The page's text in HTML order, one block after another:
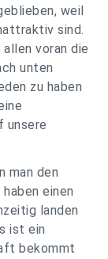
weil
sind.
voran die
unten
zu haben
unsere
man den
einen
landen
ist ein
bekommt